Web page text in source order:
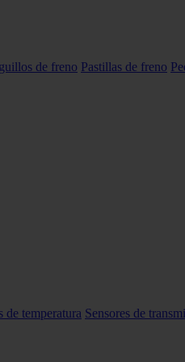
de freno Pastillas de freno
de temperatura Sensores de